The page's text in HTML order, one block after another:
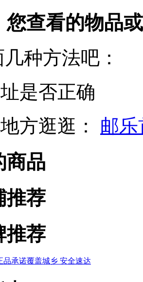
您查看的物品
种方法吧：
是否正确
方逛逛：
邮
商品
推荐
推荐
品承诺覆盖城乡 安全速达